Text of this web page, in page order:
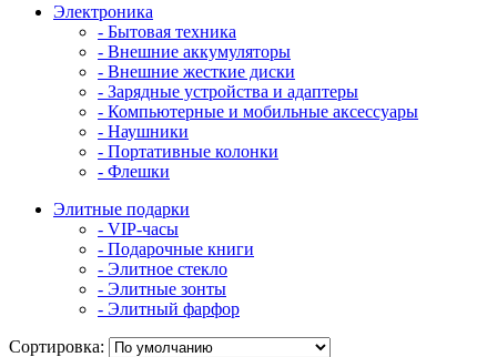
Электроника
- Бытовая техника
- Внешние аккумуляторы
- Внешние жесткие диски
- Зарядные устройства и адаптеры
- Компьютерные и мобильные аксессуары
- Наушники
- Портативные колонки
- Флешки
Элитные подарки
- VIP-часы
- Подарочные книги
- Элитное стекло
- Элитные зонты
- Элитный фарфор
Сортировка: